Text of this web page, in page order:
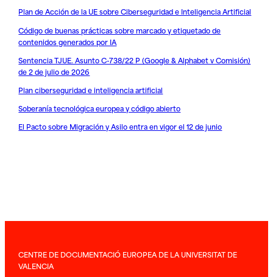
Plan de Acción de la UE sobre Ciberseguridad e Inteligencia Artificial
Código de buenas prácticas sobre marcado y etiquetado de
contenidos generados por IA
Sentencia TJUE. Asunto C-738/22 P (Google & Alphabet v Comisión)
de 2 de julio de 2026
Plan ciberseguridad e inteligencia artificial
Soberanía tecnológica europea y código abierto
El Pacto sobre Migración y Asilo entra en vigor el 12 de junio
CENTRE DE DOCUMENTACIÓ EUROPEA DE LA UNIVERSITAT DE
VALENCIA